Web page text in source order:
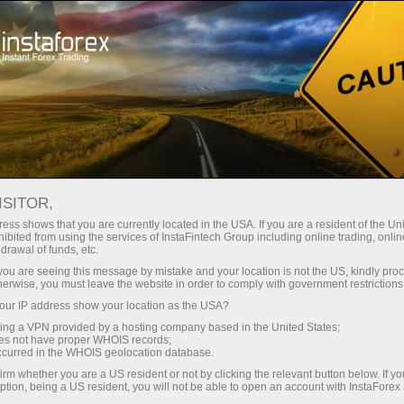
তাৎক্ষণিক অ্যাকাউন্ট খোলা ট্রেডিং প্ল্যাটফর্ম
নতুনদের জন্য বিনিয়োগকারীদের জন্য অংশীদারদের জন্য
ডেমো অ্যাকাউন্ট খুলুন
2-14 জানুয়ারি অনুষ্ঠিত হতে যাওয়া ডাকার র‍্যালি 2022-এর প্রস্তুতি
অ্যালেস লোপরেইসের নেতৃত্বে র‍্যালি দলের জন্য সমর্থণ করতে প্রস্তুত?
ক্রুরা আকর্ষণীয় ফলাফল অর্জন করেছে এবং গত মৌসুমে শীর্ষ 5 টি দলের মধ্যে
এই বছরও ইন্সটাফরেক্স লোপ্রেস দল র‍্যালি রেইডের অন্যতম পছন্দের।
shows that you are currently located in the USA. If you are a resident of the
from using the services of InstaFintech Group including online trading,
of funds, etc.
are seeing this message by mistake and your location is not the US, kindly
you must leave the website in order to comply with government
IP address show your location as the USA?
a VPN provided by a hosting company based in the United States;
not have proper WHOIS records;
in the WHOIS geolocation database.
whether you are a US resident or not by clicking the relevant button below. If
being a US resident, you will not be able to open an account with InstaForex